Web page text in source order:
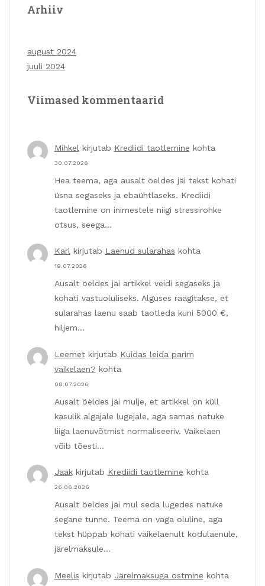
Arhiiv
august 2024
juuli 2024
Viimased kommentaarid
Mihkel kirjutab Krediidi taotlemine kohta
30.07.2026
Hea teema, aga ausalt öeldes jäi tekst kohati
üsna segaseks ja ebaühtlaseks. Krediidi
taotlemine on inimestele niigi stressirohke
otsus, seega…
Karl kirjutab Laenud sularahas kohta
19.07.2026
Ausalt öeldes jäi artikkel veidi segaseks ja
kohati vastuoluliseks. Alguses räägitakse, et
sularahas laenu saab taotleda kuni 5000 €,
hiljem…
Leemetkirjutab Kuidas leida parim
väikelaen? kohta
08.07.2026
Ausalt öeldes jäi mulje, et artikkel on küll
kasulik algajale lugejale, aga samas natuke
liiga laenuvõtmist normaliseeriv. Väikelaen
võib tõesti…
Jaakkirjutab Krediidi taotlemine kohta
26.06.2026
Ausalt öeldes jäi mul seda lugedes natuke
segane tunne. Teema on väga oluline, aga
tekst hüppab kohati väikelaenult kodulaenule,
järelmaksule…
Meelis kirjutab Järelmaksuga ostmine kohta